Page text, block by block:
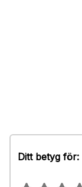
Ditt betyg för: